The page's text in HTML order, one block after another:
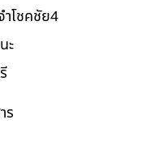
โชคชัย4
ะ
ร